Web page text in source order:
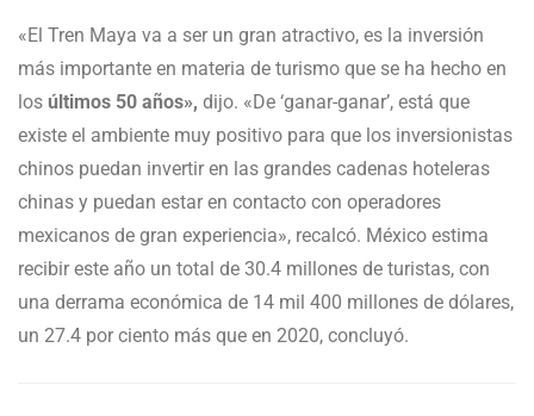
«El Tren Maya va a ser un gran atractivo, es la inversión
más importante en materia de turismo que se ha hecho en
los últimos 50 años», dijo. «De ‘ganar-ganar’, está que
existe el ambiente muy positivo para que los inversionistas
chinos puedan invertir en las grandes cadenas hoteleras
chinas y puedan estar en contacto con operadores
mexicanos de gran experiencia», recalcó. México estima
recibir este año un total de 30.4 millones de turistas, con
una derrama económica de 14 mil 400 millones de dólares,
un 27.4 por ciento más que en 2020, concluyó.